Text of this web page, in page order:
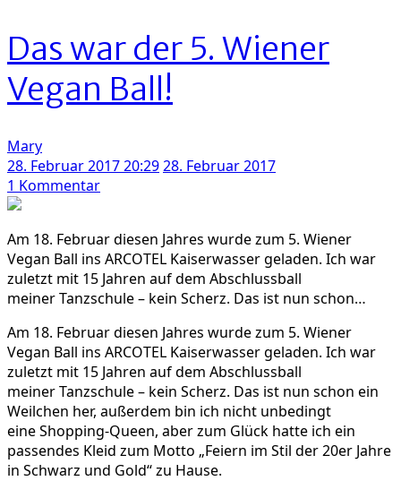
Cruffin-
Cupcakes
bäckt
Vegan,
einfach
Das war der 5. Wiener
Vegan Ball!
Mary
28. Februar 2017 20:2928. Februar 2017
1 Kommentarzu
der
5.
Wiener
Vegan
Ball!
Am 18. Februar diesen Jahres wurde zum 5. Wiener
Vegan Ball ins ARCOTEL Kaiserwasser geladen. Ich war
zuletzt mit 15 Jahren auf dem Abschlussball
meiner Tanzschule – kein Scherz. Das ist nun schon…
Am 18. Februar diesen Jahres wurde zum 5. Wiener
Vegan Ball ins ARCOTEL Kaiserwasser geladen. Ich war
zuletzt mit 15 Jahren auf dem Abschlussball
meiner Tanzschule – kein Scherz. Das ist nun schon ein
Weilchen her, außerdem bin ich nicht unbedingt
eine Shopping-Queen, aber zum Glück hatte ich ein
passendes Kleid zum Motto „Feiern im Stil der 20er Jahre
in Schwarz und Gold“ zu Hause.